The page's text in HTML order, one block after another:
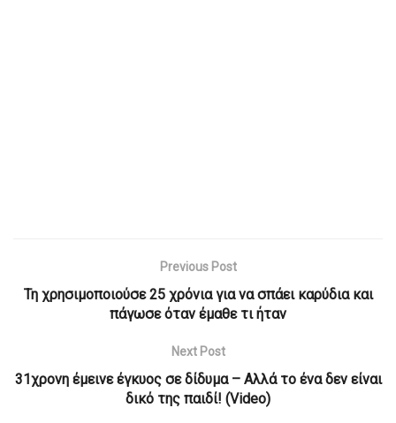
Previous Post
Τη χρησιμοποιούσε 25 χρόνια για να σπάει καρύδια και
πάγωσε όταν έμαθε τι ήταν
Next Post
31χρονη έμεινε έγκυος σε δίδυμα – Αλλά το ένα δεν είναι
δικό της παιδί! (Video)